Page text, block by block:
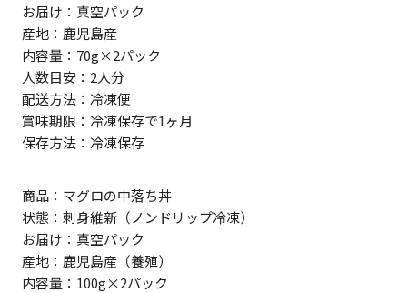
お届け：真空パック
産地：鹿児島産
内容量：70g×2パック
人数目安：2人分
配送方法：冷凍便
賞味期限：冷凍保存で1ヶ月
保存方法：冷凍保存
商品：マグロの中落ち丼
状態：刺身維新（ノンドリップ冷凍）
お届け：真空パック
産地：鹿児島産（養殖）
内容量：100g×2パック